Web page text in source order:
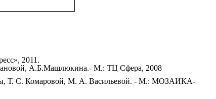
2011.
А.Б.Машлюкина.- М.: ТЦ Сфера, 2008
Т. С. Комаровой, М. А. Васильевой. - М.: МОЗАИКА-